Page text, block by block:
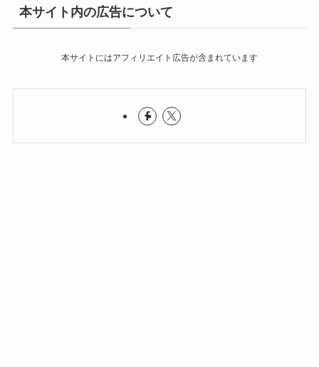
本サイト内の広告について
本サイトにはアフィリエイト広告が含まれています